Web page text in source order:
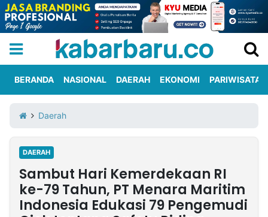
Iklan
Berita
Kami
Nasional
International
Olahraga
Entertainment
Daerah
Pariwisata
Kuliner
Kolom
BERANDA NASIONAL DAERAH EKONOMI PARIWISATA
Daerah
DAERAH
Sambut Hari Kemerdekaan RI
ke-79 Tahun, PT Menara Maritim
Indonesia Edukasi 79 Pengemudi